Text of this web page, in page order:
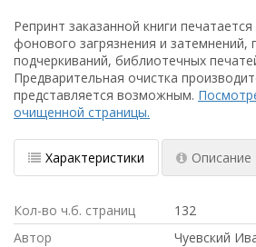
Репринт заказанной книги
фонового загрязнения и затемнений,
подчеркиваний, библиотечных
Предварительная очистка
представляется возможным.
очищенной страницы.
Характеристики Описание
Кол-во ч.б. страниц
132
Автор
Чуевский